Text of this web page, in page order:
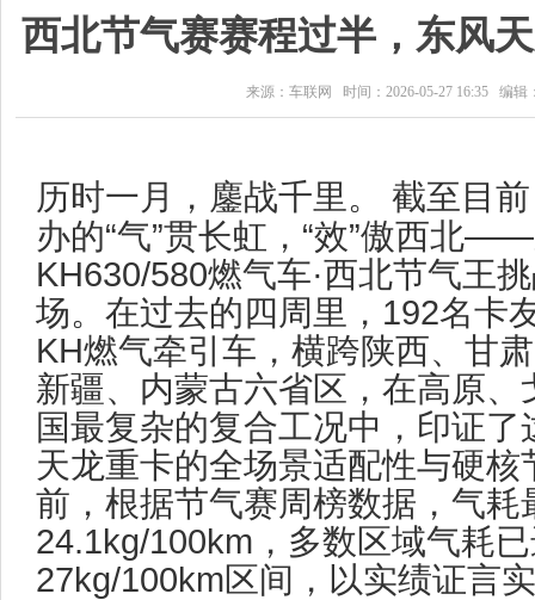
西北节气赛赛程过半，东风
来源：车联网 时间：2026-05-27 16:35 编
历时一月，鏖战千里。 截至目
办的“气”贯长虹，“效”傲西北
KH630/580燃气车·西北节气王
场。在过去的四周里，192名卡
KH燃气牵引车，横跨陕西、甘
新疆、内蒙古六省区，在高原、
国最复杂的复合工况中，印证了
天龙重卡的全场景适配性与硬核
前，根据节气赛周榜数据，气耗
24.1kg/100km，多数区域气耗
27kg/100km区间，以实绩证言